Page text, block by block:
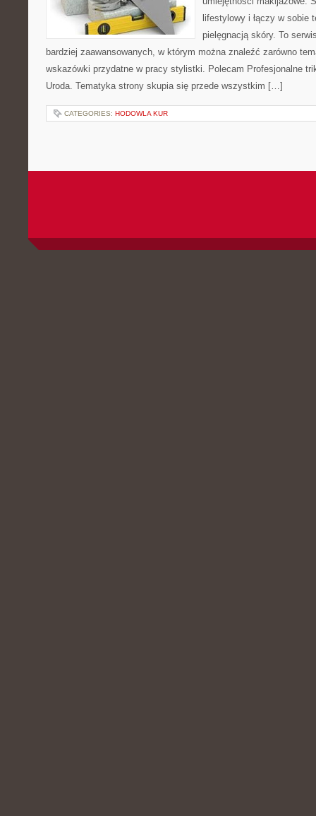
lifestylowy i łączy w sobie
pielęgnacją skóry. To
bardziej zaawansowanych, w którym można znaleźć zarówno
wskazówki przydatne w pracy stylistki. Polecam Profesjonalne
Uroda. Tematyka strony skupia się przede wszystkim […]
CATEGORIES: HODOWLA KUR